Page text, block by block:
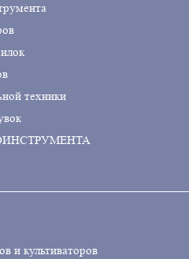
техники
и культиваторов